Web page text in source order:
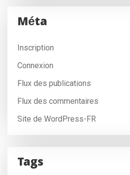
Méta
Inscription
Connexion
Flux des publications
Flux des commentaires
Site de WordPress-FR
Tags